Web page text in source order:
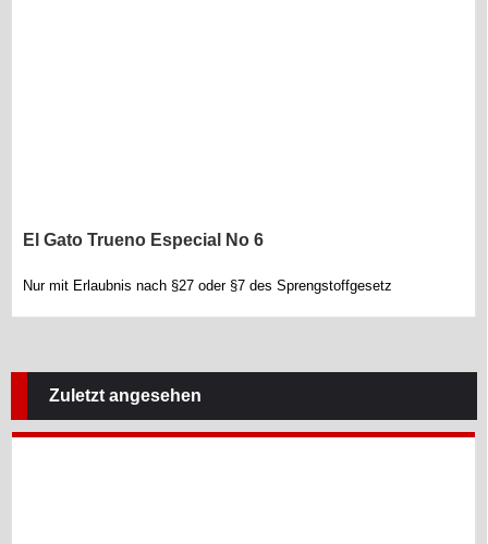
El Gato Trueno Especial No 6
Nur mit Erlaubnis nach §27 oder §7 des Sprengstoffgesetz
Zuletzt angesehen